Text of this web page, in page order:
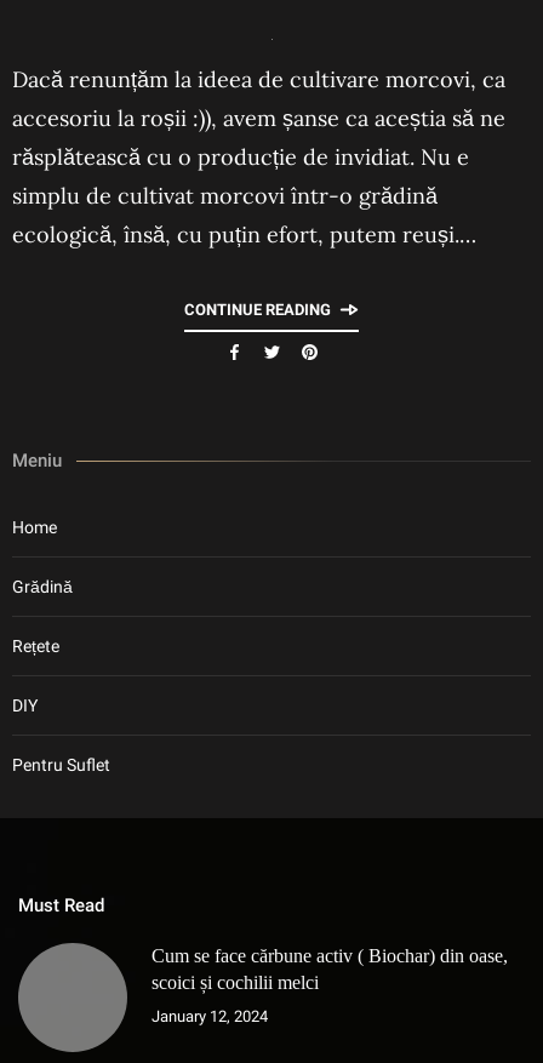
Dacă renunțăm la ideea de cultivare morcovi, ca
accesoriu la roșii :)), avem șanse ca aceștia să ne
răsplătească cu o producție de invidiat. Nu e
simplu de cultivat morcovi într-o grădină
ecologică, însă, cu puțin efort, putem reuși.…
CONTINUE READING
Meniu
Home
Grădină
Rețete
DIY
Pentru Suflet
Must Read
Cum se face cărbune activ ( Biochar) din oase,
scoici și cochilii melci
January 12, 2024